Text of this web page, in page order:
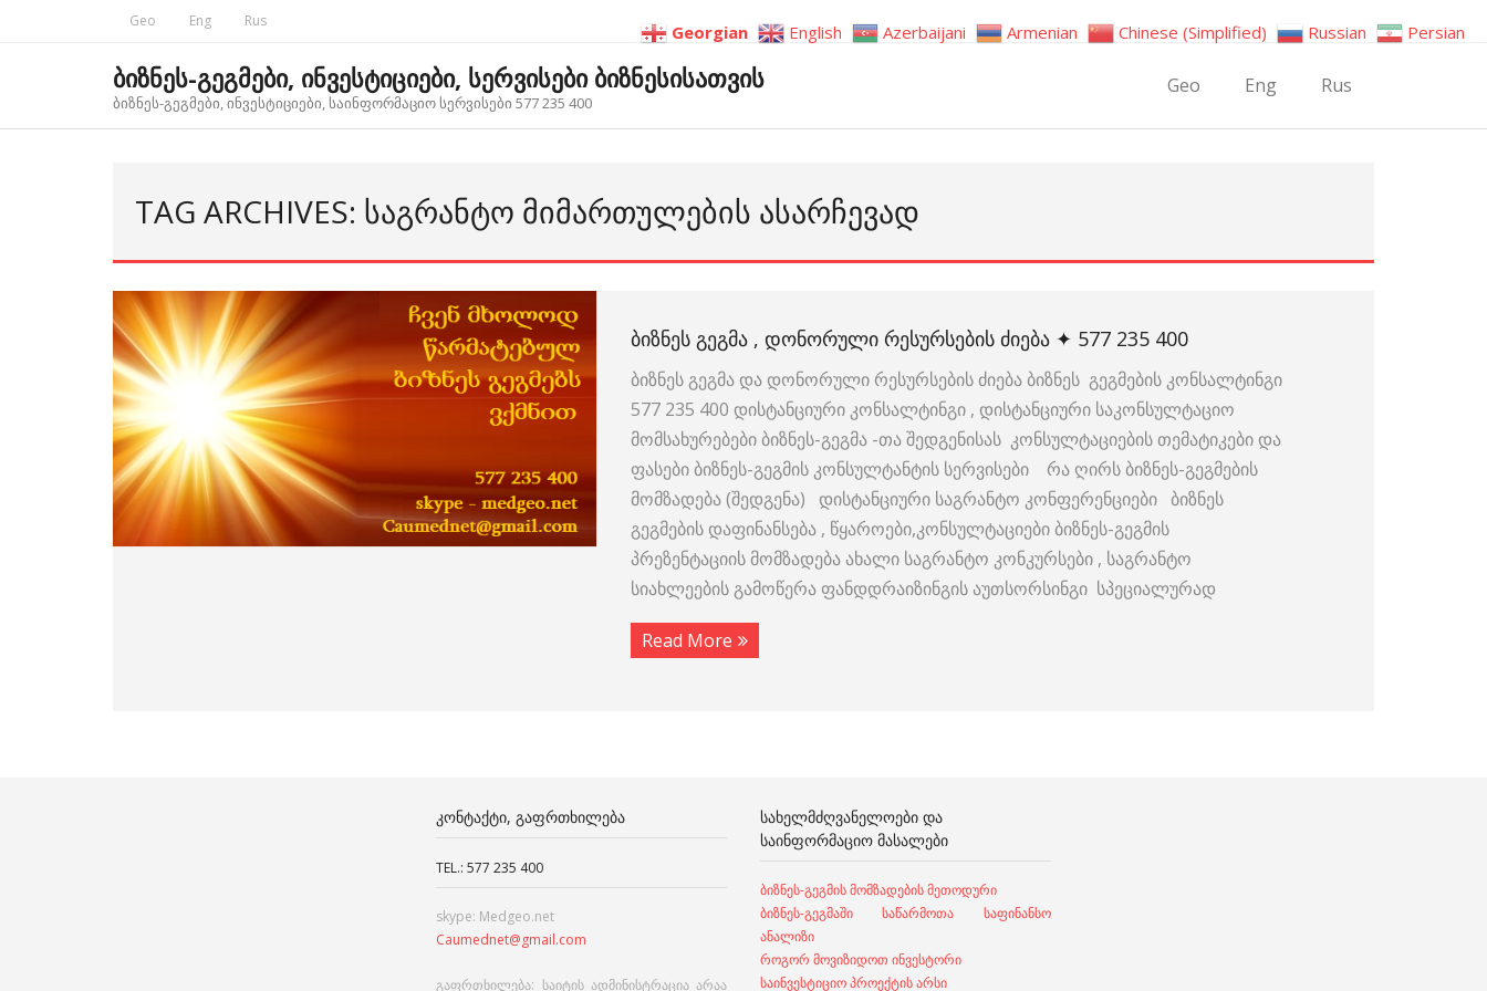
Geo Eng Rus
ბიზნეს-გეგმები, ინვესტიციები, სერვისები ბიზნესისათვის
ბიზნეს-გეგმები, ინვესტიციები, საინფორმაციო სერვისები 577 235 400
Geo Eng Rus
TAG ARCHIVES: ᲡᲐᲒᲠᲐᲜᲢᲝ ᲛᲘᲛᲐᲠᲗᲣᲚᲔᲑᲘᲡ ᲐᲡᲐᲠᲩᲔᲕᲐᲓ
ᲑᲘᲖᲜᲔᲡ ᲒᲔᲒᲛᲐ , ᲓᲝᲜᲝᲠᲣᲚᲘ ᲠᲔᲡᲣᲠᲡᲔᲑᲘᲡ ᲫᲘᲔᲑᲐ ✦ 577 235 400
ბიზნეს გეგმა და დონორული რესურსების ძიება ბიზნეს გეგმების კონსალტინგი
577 235 400 დისტანციური კონსალტინგი , დისტანციური საკონსულტაციო
მომსახურებები ბიზნეს-გეგმა -თა შედგენისას კონსულტაციების თემატიკები და
ფასები ბიზნეს-გეგმის კონსულტანტის სერვისები რა ღირს ბიზნეს-გეგმების
მომზადება (შედგენა) დისტანციური საგრანტო კონფერენციები ბიზნეს
გეგმების დაფინანსება , წყაროები,კონსულტაციები ბიზნეს-გეგმის
პრეზენტაციის მომზადება ახალი საგრანტო კონკურსები , საგრანტო
სიახლეების გამოწერა ფანდდრაიზინგის აუთსორსინგი სპეციალურად
Read More
ᲙᲝᲜᲢᲐᲥᲢᲘ, ᲒᲐᲤᲠᲗᲮᲘᲚᲔᲑᲐ
TEL.: 577 235 400
skype: Medgeo.net
Caumednet@gmail.com
გაფრთხილება: საიტის ადმინისტრაცია არაა
ᲡᲐᲮᲔᲚᲛᲫᲦᲕᲐᲜᲔᲚᲝᲔᲑᲘ ᲓᲐ
ᲡᲐᲘᲜᲤᲝᲠᲛᲐᲪᲘᲝ ᲛᲐᲡᲐᲚᲔᲑᲘ
ბიზნეს-გეგმის მომზადების მეთოდური
ბიზნეს-გეგმაში საწარმოთა საფინანსო
ანალიზი
როგორ მოვიზიდოთ ინვესტორი
საინვესტიციო პროექტის არსი
Georgian English Azerbaijani Armenian Chinese (Simplified) Russian Persian